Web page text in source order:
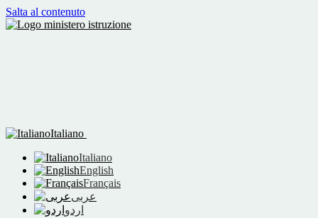
Salta al contenuto
Italiano
Italiano
English
Français
عربى
اردو